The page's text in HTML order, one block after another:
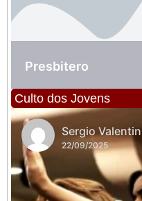
Presbitero
Culto dos Jovens
Sergio Valentin
22/09/2025